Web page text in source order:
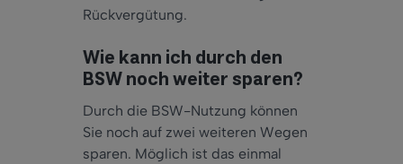
Rückvergütung.
Wie kann ich durch den
BSW noch weiter sparen?
Durch die BSW-Nutzung können
Sie noch auf zwei weiteren Wegen
sparen. Möglich ist das einmal